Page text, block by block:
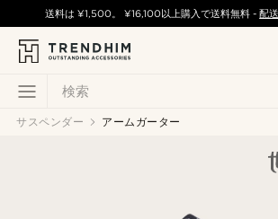
検索
送料は ¥1,500。 ¥16,100以上購入で送料無料 -配
サスペンダー アームガーター